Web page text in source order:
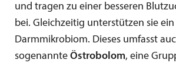
und tragen zu einer besseren
bei. Gleichzeitig unterstützen sie
Darmmikrobiom. Dieses umfasst
sogenannte Östrobolom, eine